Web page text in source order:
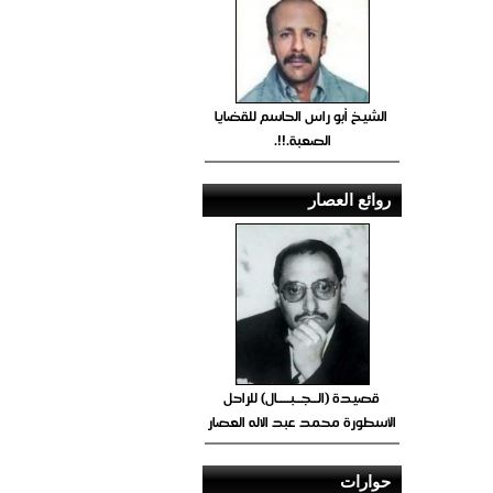
الشيخ أبو راس الحاسم للقضايا
الصعبة.!!.
روائع العصار
قصيدة (الــجــبــــال) للراحل
الأسطورة محمد عبد الاله العصار
حوارات